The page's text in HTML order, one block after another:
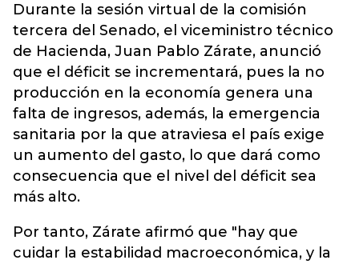
Durante la sesión virtual de la comisión
tercera del Senado, el viceministro técnico
de Hacienda, Juan Pablo Zárate, anunció
que el déficit se incrementará, pues la no
producción en la economía genera una
falta de ingresos, además, la emergencia
sanitaria por la que atraviesa el país exige
un aumento del gasto, lo que dará como
consecuencia que el nivel del déficit sea
más alto.
Por tanto, Zárate afirmó que "hay que
cuidar la estabilidad macroeconómica, y la